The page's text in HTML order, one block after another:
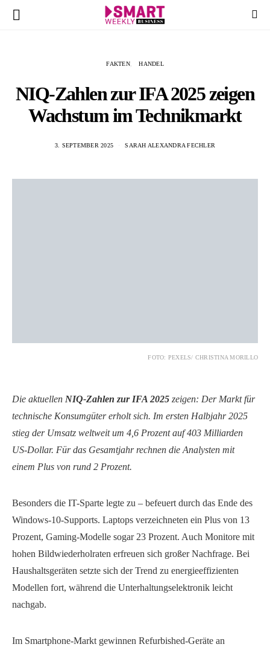
FAKTEN HANDEL
NIQ-Zahlen zur IFA 2025 zeigen
Wachstum im Technikmarkt
3. SEPTEMBER 2025 SARAH ALEXANDRA FECHLER
FOTO: PEXELS/ CHRISTINA MORILLO
Die aktuellen NIQ-Zahlen zur IFA 2025 zeigen: Der Markt für
technische Konsumgüter erholt sich. Im ersten Halbjahr 2025
stieg der Umsatz weltweit um 4,6 Prozent auf 403 Milliarden
US-Dollar. Für das Gesamtjahr rechnen die Analysten mit
einem Plus von rund 2 Prozent.
Besonders die IT-Sparte legte zu – befeuert durch das Ende des
Windows-10-Supports. Laptops verzeichneten ein Plus von 13
Prozent, Gaming-Modelle sogar 23 Prozent. Auch Monitore mit
hohen Bildwiederholraten erfreuen sich großer Nachfrage. Bei
Haushaltsgeräten setzte sich der Trend zu energieeffizienten
Modellen fort, während die Unterhaltungselektronik leicht
nachgab.
Im Smartphone-Markt gewinnen Refurbished-Geräte an